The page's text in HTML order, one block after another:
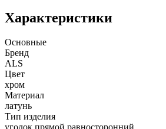
Характеристики
Основные
Бренд
ALS
Цвет
хром
Материал
латунь
Тип изделия